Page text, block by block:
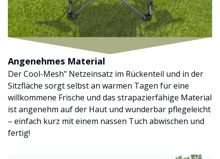
Angenehmes Material
Der Cool-Mesh" Netzeinsatz im Rückenteil und in der
Sitzfläche sorgt selbst an warmen Tagen für eine
willkommene Frische und das strapazierfähige Material
ist angenehm auf der Haut und wunderbar pflegeleicht
– einfach kurz mit einem nassen Tuch abwischen und
fertig!